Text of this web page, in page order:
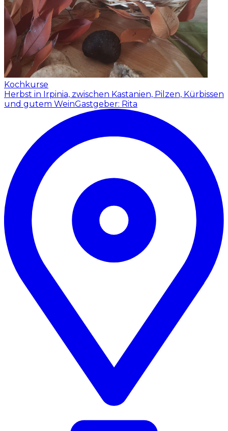
Kochkurse
Herbst in Irpinia, zwischen Kastanien, Pilzen, Kürbissen
und gutem WeinGastgeber: Rita